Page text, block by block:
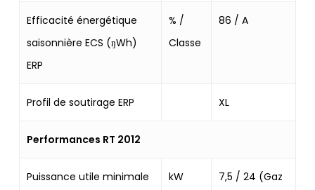
Efficacité énergétique
saisonnière ECS (ŋWh)
ERP
% /
Classe
86 / A
Profil de soutirage ERP XL
Performances RT 2012
Puissance utile minimale
kW
7,5 / 24 (Gaz